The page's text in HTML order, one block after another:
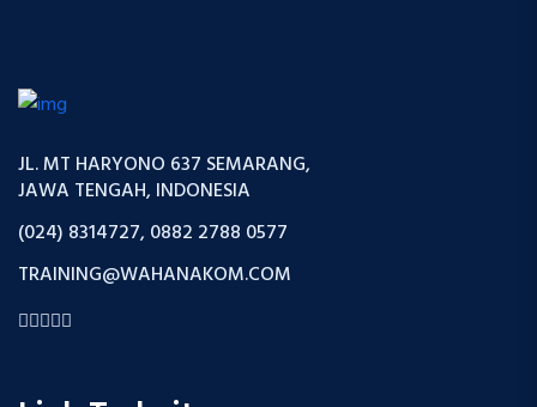
JL. MT HARYONO 637 SEMARANG,
JAWA TENGAH, INDONESIA
(024) 8314727, 0882 2788 0577
TRAINING@WAHANAKOM.COM